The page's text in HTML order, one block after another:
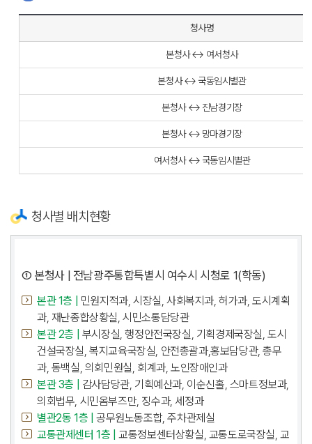
청사명
본청사 ↔ 여서청사
본청사 ↔ 국동임시별관
본청사 ↔ 진남경기장
본청사 ↔ 망마경기장
여서청사 ↔ 국동임시별관
청사별 배치현황
① 본청사 | 전남광주통합특별시 여수시 시청로 1(학동)
본관 1층 |
민원지적과, 시장실, 사회복지과, 허가과, 도시계획
과, 재난종합상황실, 시민소통담당관
본관 2층 |
부시장실, 행정안전국장실, 기획경제국장실, 도시
건설국장실, 복지교육국장실, 안전총괄과,홍보담당관, 총무
과, 동백실, 의회민원실, 회계과, 노인장애인과
본관 3층 |
감사담당관, 기획예산과, 이순신홀, 스마트정보과,
의회법무, 시민옴부즈만, 징수과, 세정과
별관2동 1층 |
공무원노동조합, 주차관제실
교통관제센터 1층 |
교통정보센터상황실, 교통도로국장실, 교